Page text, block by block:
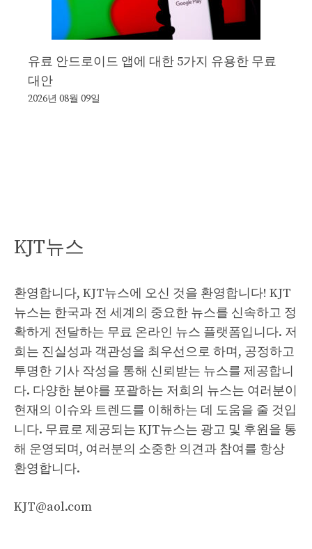
유료 안드로이드 앱에 대한 5가지 유용한 무료
대안
2026년 08월 09일
KJT뉴스
환영합니다, KJT뉴스에 오신 것을 환영합니다! KJT
뉴스는 한국과 전 세계의 중요한 뉴스를 신속하고 정
확하게 전달하는 무료 온라인 뉴스 플랫폼입니다. 저
희는 진실성과 객관성을 최우선으로 하며, 공정하고
투명한 기사 작성을 통해 신뢰받는 뉴스를 제공합니
다. 다양한 분야를 포괄하는 저희의 뉴스는 여러분이
현재의 이슈와 트렌드를 이해하는 데 도움을 줄 것입
니다. 무료로 제공되는 KJT뉴스는 광고 및 후원을 통
해 운영되며, 여러분의 소중한 의견과 참여를 항상
환영합니다.
KJT@aol.com